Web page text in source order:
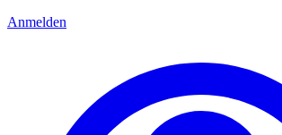
Anmelden